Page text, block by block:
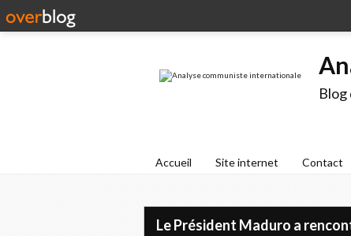
Accueil Site internet Contact
Le Président Maduro a